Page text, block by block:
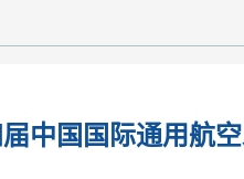
中国国际通用航